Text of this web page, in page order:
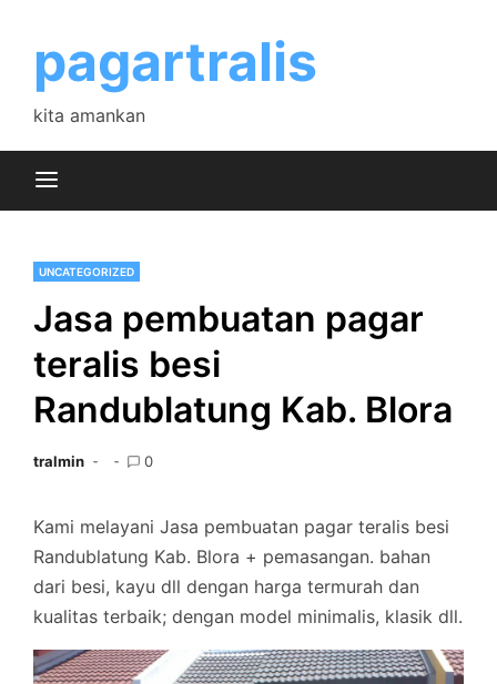
contentpagartralis
kita amankan
UNCATEGORIZED
Jasa pembuatan pagar
teralis besi
Randublatung Kab. Blora
tralmin 0
Kami melayani Jasa pembuatan pagar teralis besi
Randublatung Kab. Blora + pemasangan. bahan
dari besi, kayu dll dengan harga termurah dan
kualitas terbaik; dengan model minimalis, klasik dll.